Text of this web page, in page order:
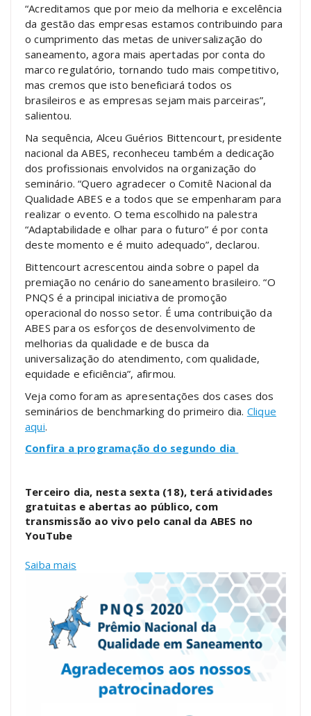
“Acreditamos que por meio da melhoria e excelência
da gestão das empresas estamos contribuindo para
o cumprimento das metas de universalização do
saneamento, agora mais apertadas por conta do
marco regulatório, tornando tudo mais competitivo,
mas cremos que isto beneficiará todos os
brasileiros e as empresas sejam mais parceiras”,
salientou.
Na sequência, Alceu Guérios Bittencourt, presidente
nacional da ABES, reconheceu também a dedicação
dos profissionais envolvidos na organização do
seminário. “Quero agradecer o Comitê Nacional da
Qualidade ABES e a todos que se empenharam para
realizar o evento. O tema escolhido na palestra
“Adaptabilidade e olhar para o futuro” é por conta
deste momento e é muito adequado”, declarou.
Bittencourt acrescentou ainda sobre o papel da
premiação no cenário do saneamento brasileiro. “O
PNQS é a principal iniciativa de promoção
operacional do nosso setor. É uma contribuição da
ABES para os esforços de desenvolvimento de
melhorias da qualidade e de busca da
universalização do atendimento, com qualidade,
equidade e eficiência”, afirmou.
Veja como foram as apresentações dos cases dos
seminários de benchmarking do primeiro dia. Clique
aqui.
Confira a programação do segundo dia
Terceiro dia, nesta sexta (18), terá atividades
gratuitas e abertas ao público, com
transmissão ao vivo pelo canal da ABES no
YouTube
Saiba mais